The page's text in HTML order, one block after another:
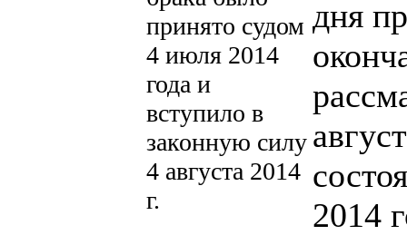
принято судом
4 июля 2014
года и
вступило в
законную силу
4 августа 2014
г.
дня
2014